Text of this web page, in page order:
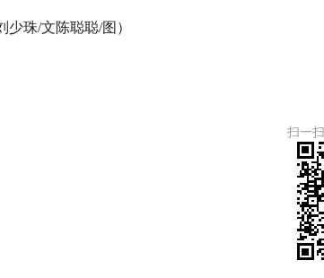
少珠/文陈聪聪/图）
扫一